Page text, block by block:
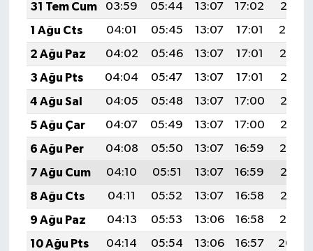
31 Tem Cum
03:59 05:44 13:07 17:02
20:21
1 Ağu Cts
04:01 05:45 13:07 17:01
20:20
2 Ağu Paz
04:02 05:46 13:07 17:01
20:19
3 Ağu Pts
04:04 05:47 13:07 17:01
20:17
4 Ağu Sal
04:05 05:48 13:07 17:00
20:16
5 Ağu Çar
04:07 05:49 13:07 17:00
20:15
6 Ağu Per
04:08 05:50 13:07 16:59
20:14
7 Ağu Cum
04:10 05:51 13:07 16:59
20:13
8 Ağu Cts
04:11 05:52 13:07 16:58
20:12
9 Ağu Paz
04:13 05:53 13:06 16:58
20:10
10 Ağu Pts
04:14 05:54 13:06 16:57
20:09